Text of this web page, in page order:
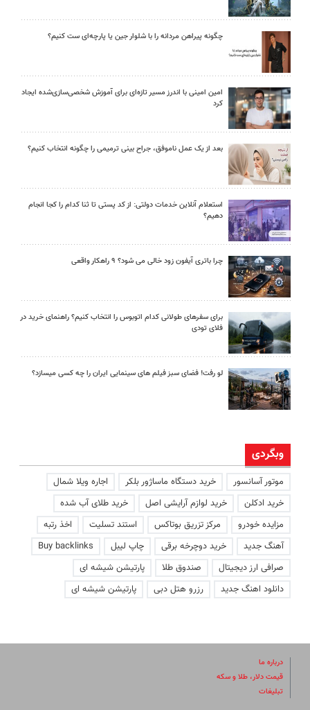
چگونه پیراهن مردانه را با شلوار جین یا پارچه‌ای ست کنیم؟
امین امینی با اندرز مسیر تازه‌ای برای آموزش شخصی‌سازی‌شده ایجاد
کرد
بعد از یک عمل ناموفق، جراح بینی ترمیمی را چگونه انتخاب کنیم؟
استعلام آنلاین خدمات دولتی: از کد پستی تا ثنا کدام را کجا انجام
دهیم؟
چرا باتری آیفون زود خالی می شود؟ ۹ راهکار واقعی
برای سفرهای طولانی کدام اتوبوس را انتخاب کنیم؟ راهنمای خرید در
فلای تودی
لو رفت! فضای سبز فیلم های سینمایی ایران را چه کسی میسازد؟
وبگردی
موتور آسانسور خرید دستگاه ماساژور بلکر
اجاره ویلا شمال
خرید ادکلن
خرید لوازم آرایشی اصل
خرید طلای آب شده
مزایده خودرو
مرکز تزریق بوتاکس استند تسلیت
اخذ رتبه
آهنگ جدید
خرید دوچرخه برقی چاپ لیبل
Buy backlinks
صرافی ارز دیجیتال
صندوق طلا
پارتیشن شیشه ای
دانلود اهنگ جدید
رزرو هتل دبی پارتیشن شیشه ای
درباره ما
قیمت دلار، طلا و سکه
تبلیغات